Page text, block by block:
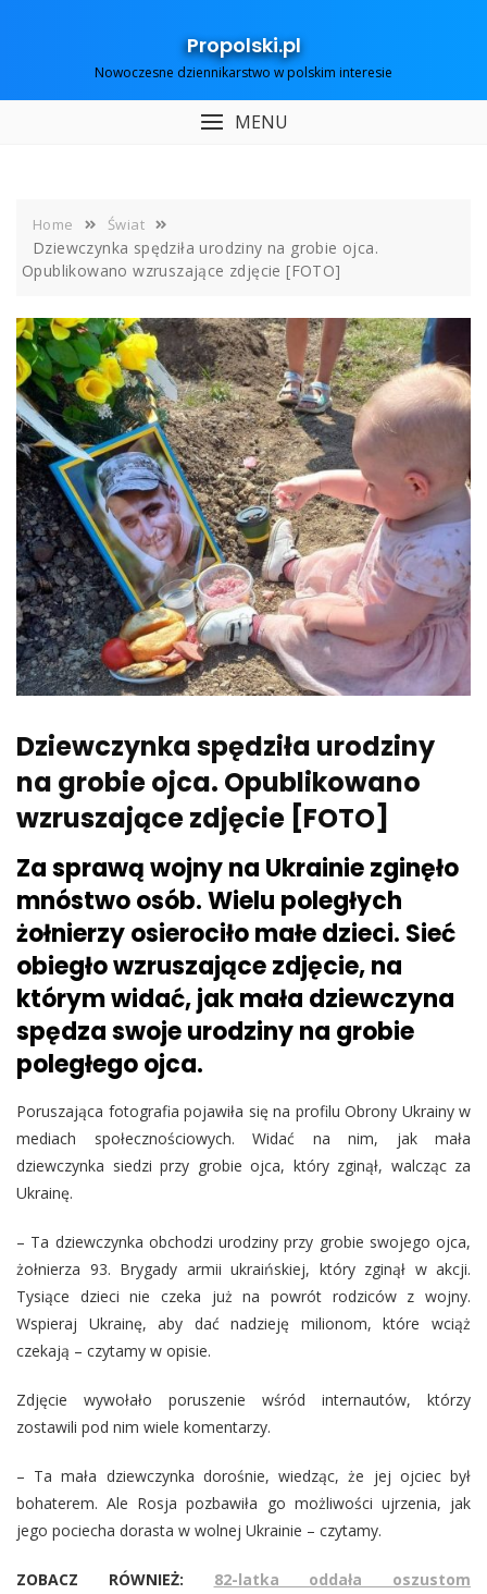
Propolski.pl
Nowoczesne dziennikarstwo w polskim interesie
MENU
Home Świat
Dziewczynka spędziła urodziny na grobie ojca.
Opublikowano wzruszające zdjęcie [FOTO]
Dziewczynka spędziła urodziny
na grobie ojca. Opublikowano
wzruszające zdjęcie [FOTO]
Za sprawą wojny na Ukrainie zginęło
mnóstwo osób. Wielu poległych
żołnierzy osierociło małe dzieci. Sieć
obiegło wzruszające zdjęcie, na
którym widać, jak mała dziewczyna
spędza swoje urodziny na grobie
poległego ojca.
Poruszająca fotografia pojawiła się na profilu Obrony Ukrainy w
mediach społecznościowych. Widać na nim, jak mała
dziewczynka siedzi przy grobie ojca, który zginął, walcząc za
Ukrainę.
– Ta dziewczynka obchodzi urodziny przy grobie swojego ojca,
żołnierza 93. Brygady armii ukraińskiej, który zginął w akcji.
Tysiące dzieci nie czeka już na powrót rodziców z wojny.
Wspieraj Ukrainę, aby dać nadzieję milionom, które wciąż
czekają – czytamy w opisie.
Zdjęcie wywołało poruszenie wśród internautów, którzy
zostawili pod nim wiele komentarzy.
– Ta mała dziewczynka dorośnie, wiedząc, że jej ojciec był
bohaterem. Ale Rosja pozbawiła go możliwości ujrzenia, jak
jego pociecha dorasta w wolnej Ukrainie – czytamy.
ZOBACZ RÓWNIEŻ: 82-latka oddała oszustom